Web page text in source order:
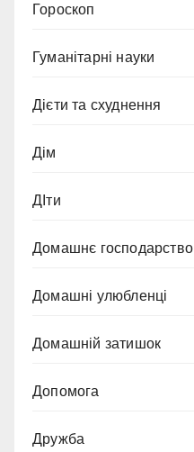
Гороскоп
Гуманітарні науки
Дієти та схуднення
Дім
ДІти
Домашнє господарство
Домашні улюбленці
Домашній затишок
Допомога
Дружба